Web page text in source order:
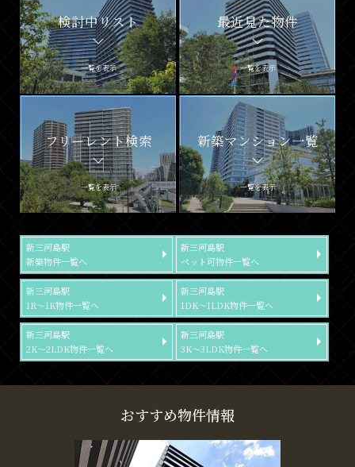
検討中リスト
一覧を表示
最近見た物件
一覧を表示
フリーレント検索
一覧を表示
新築マンション一覧
一覧を表示
新三河島駅
新築物件一覧へ
新三河島駅
ペット可物件一覧へ
新三河島駅
1R～1K物件一覧へ
新三河島駅
1DK～1LDK物件一覧へ
新三河島駅
2K～2LDK物件一覧へ
新三河島駅
3K～3LDK物件一覧へ
おすすめ物件情報